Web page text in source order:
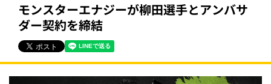
モンスターエナジーが柳田選手とアンバサ
ダー契約を締結